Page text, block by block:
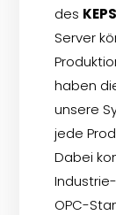
des
Server
haben
unsere
jede
Dabei
OPC-